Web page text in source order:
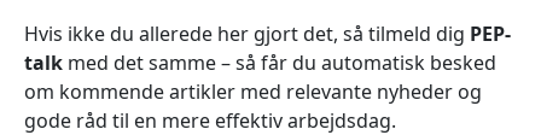
Hvis ikke du allerede her gjort det, så tilmeld dig PEP-
talk med det samme – så får du automatisk besked
om kommende artikler med relevante nyheder og
gode råd til en mere effektiv arbejdsdag.